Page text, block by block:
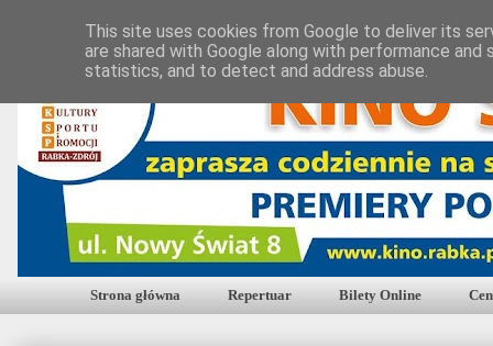
Strona główna Repertuar Bilety Online
This site uses cookies from Google to deliver its
are shared with Google along with performance
statistics, and to detect and address abuse.